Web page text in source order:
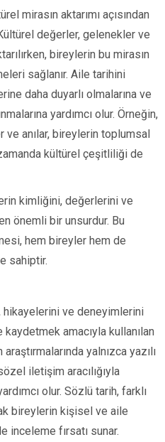
mirasın aktarımı açısından
değerler, gelenekler ve
bireylerin bu mirasın
sağlanır. Aile tarihini
daha duyarlı olmalarına ve
yardımcı olur. Örneğin,
anılar, bireylerin toplumsal
kültürel çeşitliliği de
kimliğini, değerlerini ve
önemli bir unsurdur. Bu
hem bireyler hem de
sahiptir.
hikayelerini ve deneyimlerini
amacıyla kullanılan
yalnızca yazılı
iletişim aracılığıyla
olur. Sözlü tarih, farklı
bireylerin kişisel ve aile
inceleme fırsatı sunar.